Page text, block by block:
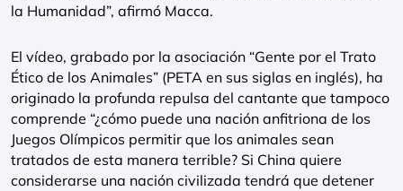
la Humanidad”, afirmó Macca.
El vídeo, grabado por la asociación “Gente por el Trato
Ético de los Animales” (PETA en sus siglas en inglés), ha
originado la profunda repulsa del cantante que tampoco
comprende “¿cómo puede una nación anfitriona de los
Juegos Olímpicos permitir que los animales sean
tratados de esta manera terrible? Si China quiere
considerarse una nación civilizada tendrá que detener